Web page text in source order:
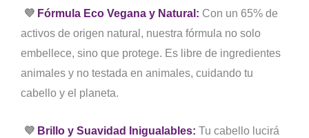
💜 Fórmula Eco Vegana y Natural: Con un 65% de
activos de origen natural, nuestra fórmula no solo
embellece, sino que protege. Es libre de ingredientes
animales y no testada en animales, cuidando tu
cabello y el planeta.
💜 Brillo y Suavidad Inigualables: Tu cabello lucirá